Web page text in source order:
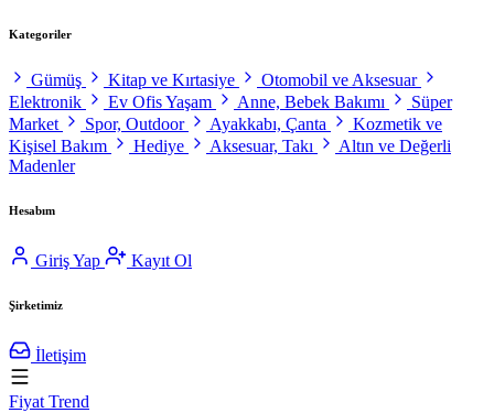
Kategoriler
Gümüş Kitap ve Kırtasiye
Otomobil ve Aksesuar
Elektronik
Ev Ofis Yaşam Anne, Bebek Bakımı
Süper
Market
Spor, Outdoor Ayakkabı, Çanta
Kozmetik ve
Kişisel Bakım
Hediye Aksesuar, Takı
Altın ve Değerli
Madenler
Hesabım
Giriş Yap Kayıt Ol
Şirketimiz
İletişim
Fiyat Trend